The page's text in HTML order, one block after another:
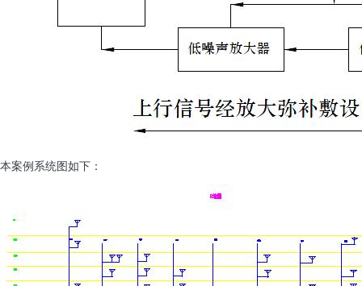
本案例系统图如下：